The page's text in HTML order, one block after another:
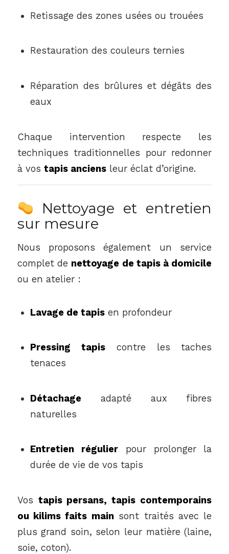
Retissage des zones usées ou trouées
Restauration des couleurs ternies
Réparation des brûlures et dégâts des
eaux
Chaque intervention respecte les
techniques traditionnelles pour redonner
à vos tapis anciensleur éclat d’origine.
Nettoyage et entretien
sur mesure
Nous proposons également un service
complet de nettoyage de tapis à domicile
ou en atelier :
Lavage de tapisen profondeur
Pressing tapiscontre les taches
tenaces
Détachageadapté aux fibres
naturelles
Entretien régulierpour prolonger la
durée de vie de vos tapis
Vos tapis persans, tapis contemporains
ou kilims faits mainsont traités avec le
plus grand soin, selon leur matière (laine,
soie, coton).